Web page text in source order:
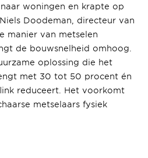
woningen en krapte op
Doodeman, directeur van
manier van metselen
de bouwsnelheid omhoog.
oplossing die het
met 30 tot 50 procent én
reduceert. Het voorkomt
metselaars fysiek